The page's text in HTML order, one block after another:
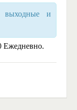
выходные и
Ежедневно.